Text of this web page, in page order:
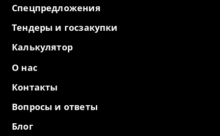
Спецпредложения
Тендеры и госзакупки
Калькулятор
О нас
Контакты
Вопросы и ответы
Блог